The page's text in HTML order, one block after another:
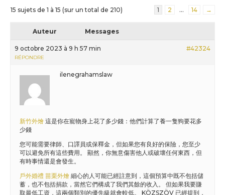
15 sujets de 1 à 15 (sur un total de 210) 1 2 … 14 →
Auteur Messages
9 octobre 2023 à 9 h 57 min #42324
RÉPONDRE
ilenegrahamslaw
新竹外燴 這是你在寵物身上花了多少錢：他們計算了養一隻狗要花多
少錢
您可能需要律師、口譯員或保釋金，但如果您有良好的保險，您至少
可以避免所有這些費用。 顯然，你無意傷害他人或破壞任何東西，但
有時事情還是會發生。
戶外婚禮 苗栗外燴 細心的人可能已經註意到，這個預算中既不包括儲
蓄，也不包括捐款，當然它們構成了我們其餘的收入。 但如果我要賺
取最低工資，這兩個類別的優先級就會較低。 KÖZSZÖV 已經提到，